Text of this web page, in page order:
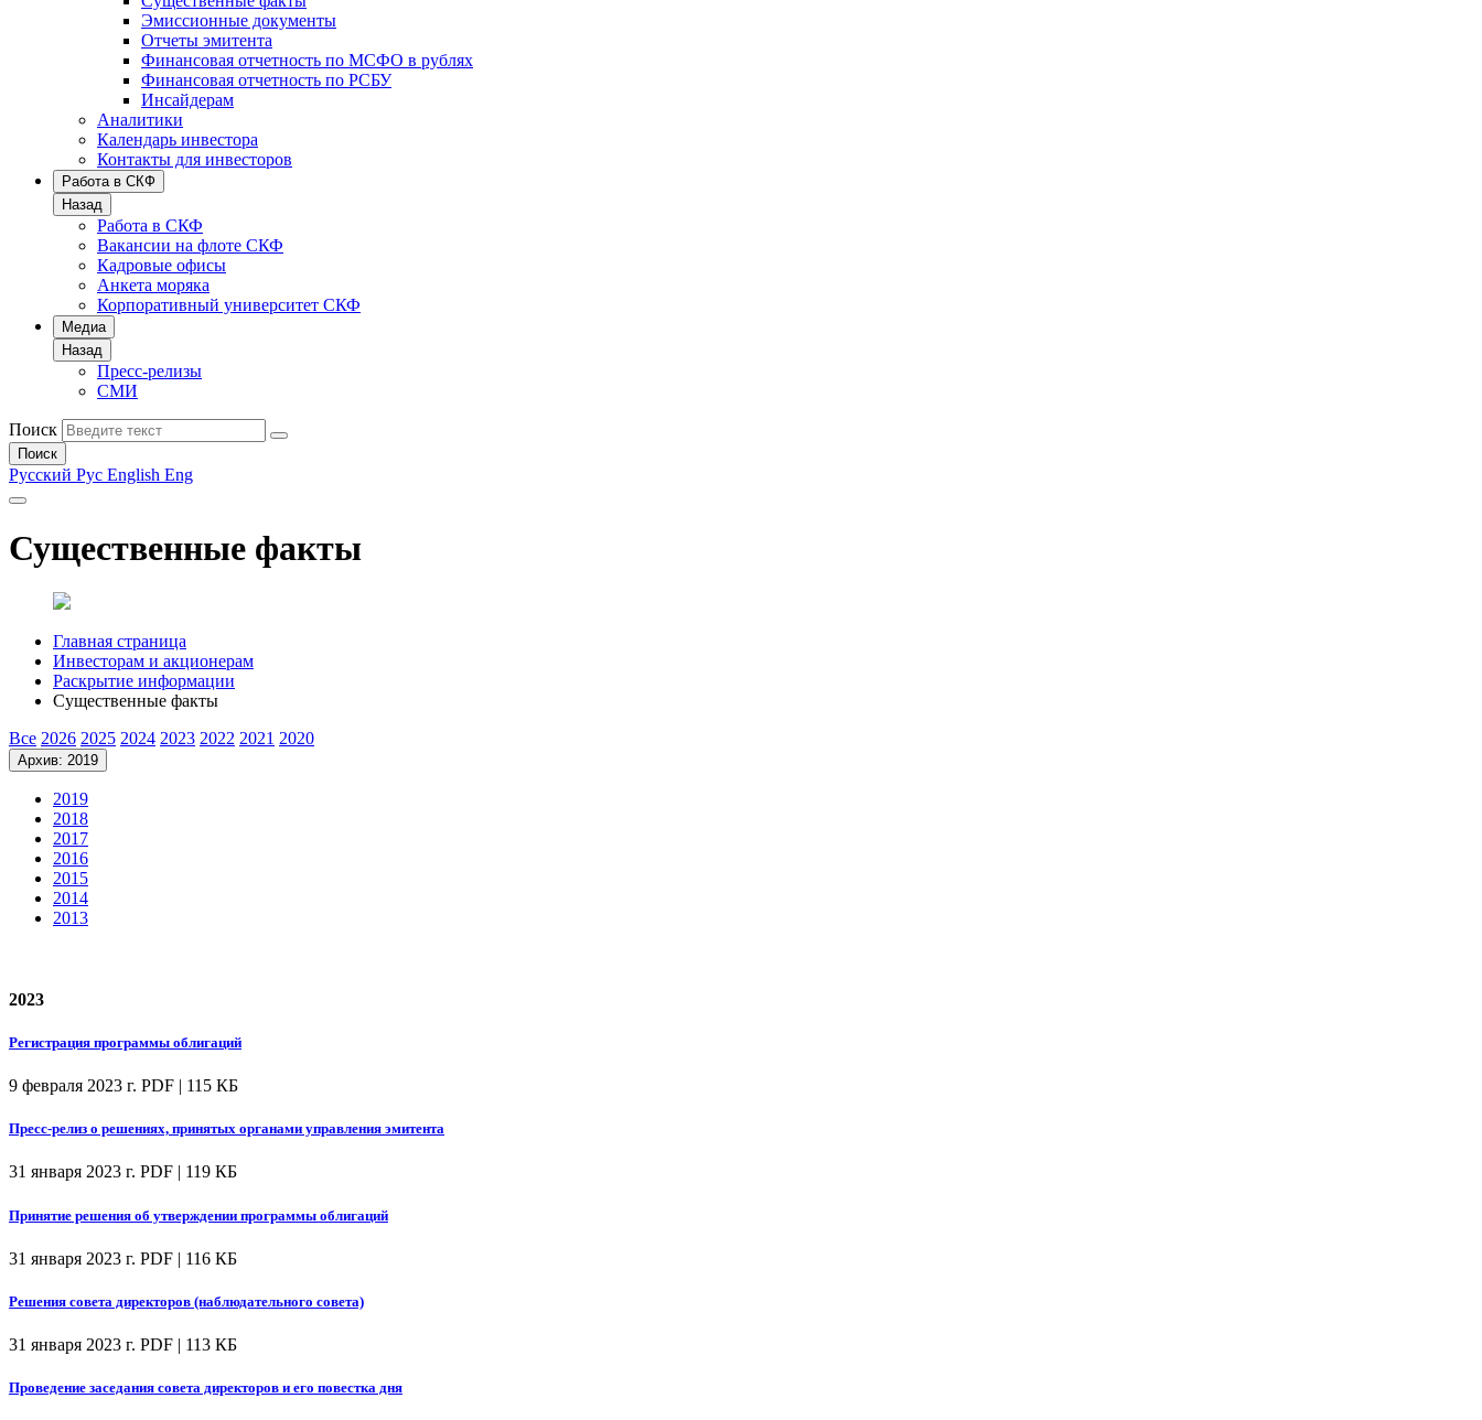
Эмиссионные документы
Отчеты эмитента
Финансовая отчетность по МСФО в рублях
Финансовая отчетность по РСБУ
Инсайдерам
Аналитики
Календарь инвестора
Контакты для инвесторов
Работа в СКФ
Назад
Работа в СКФ
Вакансии на флоте СКФ
Кадровые офисы
Анкета моряка
Корпоративный университет СКФ
Медиа
Назад
Пресс-релизы
СМИ
Поиск
Поиск
Русский Рус English Eng
Существенные факты
Главная страница
Инвесторам и акционерам
Раскрытие информации
Существенные факты
Все 2026 2025 2024 2023 2022 2021 2020
Архив: 2019
2019
2018
2017
2016
2015
2014
2013
2023
Регистрация программы облигаций
9 февраля 2023 г. PDF | 115 КБ
Пресс-релиз о решениях, принятых органами управления эмитента
31 января 2023 г. PDF | 119 КБ
Принятие решения об утверждении программы облигаций
31 января 2023 г. PDF | 116 КБ
Решения совета директоров (наблюдательного совета)
31 января 2023 г. PDF | 113 КБ
Проведение заседания совета директоров и его повестка дня